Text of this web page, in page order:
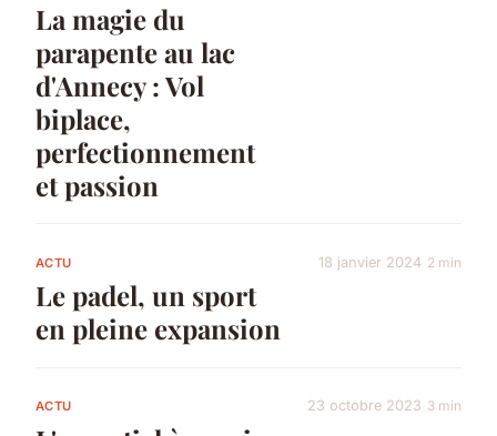
La magie du
parapente au lac
d'Annecy : Vol
biplace,
perfectionnement
et passion
ACTU
Le padel, un sport
en pleine expansion
18 janvier 2024 2 min
ACTU 23 octobre 2023 3 min